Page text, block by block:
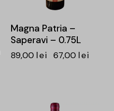
Magna Patria –
Saperavi – 0.75L
89,00 lei 67,00 lei